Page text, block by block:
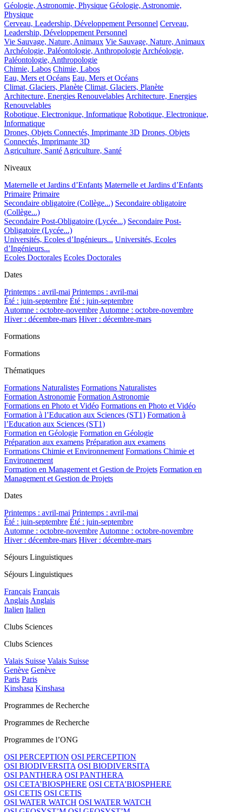
Géologie, Astronomie, Physique Géologie, Astronomie,
Physique
Cerveau, Leadership, Développement Personnel Cerveau,
Leadership, Développement Personnel
Vie Sauvage, Nature, Animaux Vie Sauvage, Nature, Animaux
Archéologie, Paléontologie, Anthropologie Archéologie,
Paléontologie, Anthropologie
Chimie, Labos Chimie, Labos
Eau, Mers et Océans Eau, Mers et Océans
Climat, Glaciers, Planète Climat, Glaciers, Planète
Architecture, Energies Renouvelables Architecture, Energies
Renouvelables
Robotique, Electronique, Informatique Robotique, Electronique,
Informatique
Drones, Objets Connectés, Imprimante 3D Drones, Objets
Connectés, Imprimante 3D
Agriculture, Santé Agriculture, Santé
Niveaux
Maternelle et Jardins d’Enfants Maternelle et Jardins d’Enfants
Primaire Primaire
Secondaire obligatoire (Collège...) Secondaire obligatoire
(Collège...)
Secondaire Post-Obligatoire (Lycée...) Secondaire Post-
Obligatoire (Lycée...)
Universités, Ecoles d’Ingénieurs... Universités, Ecoles
d’Ingénieurs...
Ecoles Doctorales Ecoles Doctorales
Dates
Printemps : avril-mai Printemps : avril-mai
Été : juin-septembre Été : juin-septembre
Automne : octobre-novembre Automne : octobre-novembre
Hiver : décembre-mars Hiver : décembre-mars
Formations
Formations
Thématiques
Formations Naturalistes Formations Naturalistes
Formation Astronomie Formation Astronomie
Formations en Photo et Vidéo Formations en Photo et Vidéo
Formation à l’Education aux Sciences (ST1) Formation à
l’Education aux Sciences (ST1)
Formation en Géologie Formation en Géologie
Préparation aux examens Préparation aux examens
Formations Chimie et Environnement Formations Chimie et
Environnement
Formation en Management et Gestion de Projets Formation en
Management et Gestion de Projets
Dates
Printemps : avril-mai Printemps : avril-mai
Été : juin-septembre Été : juin-septembre
Automne : octobre-novembre Automne : octobre-novembre
Hiver : décembre-mars Hiver : décembre-mars
Séjours Linguistiques
Séjours Linguistiques
Français Français
Anglais Anglais
Italien Italien
Clubs Sciences
Clubs Sciences
Valais Suisse Valais Suisse
Genève Genève
Paris Paris
Kinshasa Kinshasa
Programmes de Recherche
Programmes de Recherche
Programmes de l’ONG
OSI PERCEPTION OSI PERCEPTION
OSI BIODIVERSITA OSI BIODIVERSITA
OSI PANTHERA OSI PANTHERA
OSI CETA’BIOSPHERE OSI CETA’BIOSPHERE
OSI CETIS OSI CETIS
OSI WATER WATCH OSI WATER WATCH